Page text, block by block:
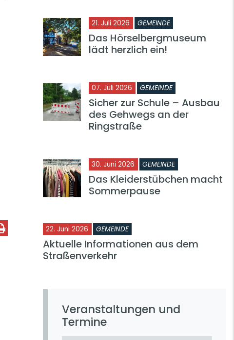
21. Juli 2026 GEMEINDE
Das Hörselbergmuseum
lädt herzlich ein!
07. Juli 2026 GEMEINDE
Sicher zur Schule – Ausbau
des Gehwegs an der
Ringstraße
30. Juni 2026 GEMEINDE
Das Kleiderstübchen macht
Sommerpause
22. Juni 2026 GEMEINDE
Aktuelle Informationen aus dem
Straßenverkehr
Veranstaltungen und
Termine